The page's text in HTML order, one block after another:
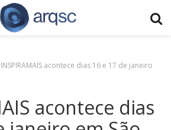
INSPIRAMAIS acontece dias 16 e 17 de janeiro
acontece dias